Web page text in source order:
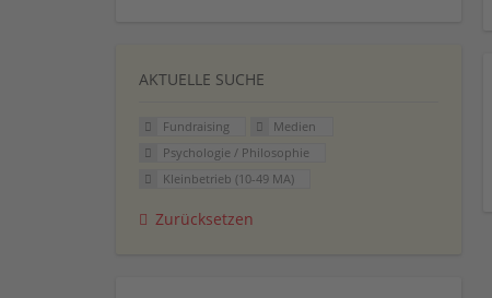
AKTUELLE SUCHE
Fundraising
Medien
Psychologie / Philosophie
Kleinbetrieb (10-49 MA)
Zurücksetzen